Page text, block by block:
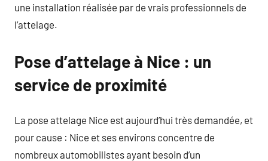
une installation réalisée par de vrais professionnels de
l’attelage.
Pose d’attelage à Nice : un
service de proximité
La pose attelage Nice est aujourd’hui très demandée, et
pour cause : Nice et ses environs concentre de
nombreux automobilistes ayant besoin d’un